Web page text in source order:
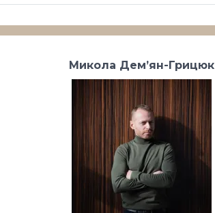
Микола Дем’ян-Грицюк